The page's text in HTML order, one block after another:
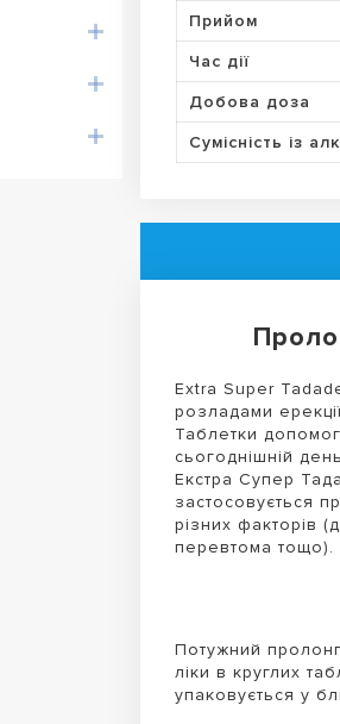
Прийом
Час дії
Добова доза
Сумісність із
Extra Super
розладами
Таблетки
сьогоднішній
Екстра Супер
застосовується
різних факторів
перевтома тощо).
Потужний
ліки в круглих
упаковується у